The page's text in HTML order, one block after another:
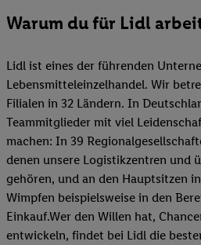
Warum du für Lidl
Lidl ist eines der führenden
Lebensmitteleinzelhandel. Wir
Filialen in 32 Ländern. In
Teammitglieder mit viel
machen: In 39
denen unsere Logistikzentren und
gehören, und an den Hauptsitzen
Wimpfen beispielsweise in den
Einkauf.Wer den Willen hat,
entwickeln, findet bei Lidl die